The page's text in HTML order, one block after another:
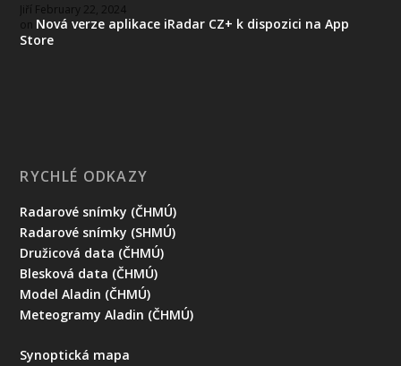
Jiří February 22, 2024
on Nová verze aplikace iRadar CZ+ k dispozici na App
Store
RYCHLÉ ODKAZY
Radarové snímky (ČHMÚ)
Radarové snímky (SHMÚ)
Družicová data (ČHMÚ)
Blesková data (ČHMÚ)
Model Aladin (ČHMÚ)
Meteogramy Aladin (ČHMÚ)
Synoptická mapa